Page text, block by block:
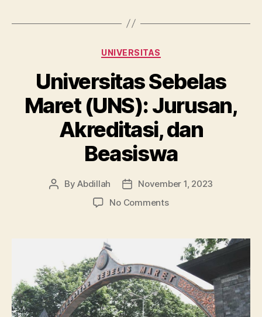
Categories
UNIVERSITAS
Universitas Sebelas
Maret (UNS): Jurusan,
Akreditasi, dan
Beasiswa
PostByAbdillah
Post
date
November 1, 2023
No Commentson
Maret
(UNS):
Jurusan,
Akreditasi,
dan
Beasiswa